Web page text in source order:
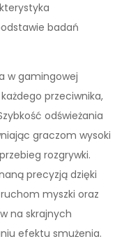
badań
w gamingowej
przeciwnika,
odświeżania
graczom wysoki
rozgrywki.
precyzją dzięki
myszki oraz
na skrajnych
efektu smużenia.